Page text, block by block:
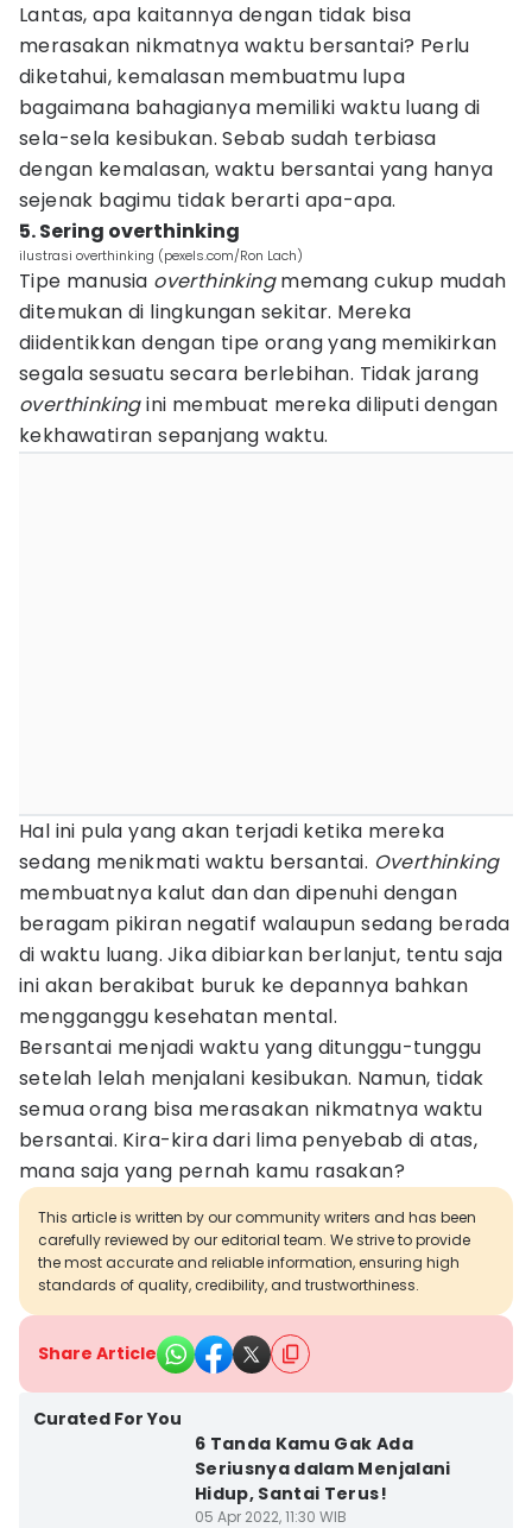
Lantas, apa kaitannya dengan tidak bisa
merasakan nikmatnya waktu bersantai? Perlu
diketahui, kemalasan membuatmu lupa
bagaimana bahagianya memiliki waktu luang di
sela-sela kesibukan. Sebab sudah terbiasa
dengan kemalasan, waktu bersantai yang hanya
sejenak bagimu tidak berarti apa-apa.
5. Sering overthinking
ilustrasi overthinking (pexels.com/Ron Lach)
Tipe manusia overthinkingmemang cukup mudah
ditemukan di lingkungan sekitar. Mereka
diidentikkan dengan tipe orang yang memikirkan
segala sesuatu secara berlebihan. Tidak jarang
overthinkingini membuat mereka diliputi dengan
kekhawatiran sepanjang waktu.
Hal ini pula yang akan terjadi ketika mereka
sedang menikmati waktu bersantai. Overthinking
membuatnya kalut dan dan dipenuhi dengan
beragam pikiran negatif walaupun sedang berada
di waktu luang. Jika dibiarkan berlanjut, tentu saja
ini akan berakibat buruk ke depannya bahkan
mengganggu kesehatan mental.
Bersantai menjadi waktu yang ditunggu-tunggu
setelah lelah menjalani kesibukan. Namun, tidak
semua orang bisa merasakan nikmatnya waktu
bersantai. Kira-kira dari lima penyebab di atas,
mana saja yang pernah kamu rasakan?
This article is written by our community writers and has been
carefully reviewed by our editorial team. We strive to provide
the most accurate and reliable information, ensuring high
standards of quality, credibility, and trustworthiness.
Share Article
Curated For You
6 Tanda Kamu Gak Ada
Seriusnya dalam Menjalani
Hidup, Santai Terus!
05 Apr 2022, 11:30 WIB